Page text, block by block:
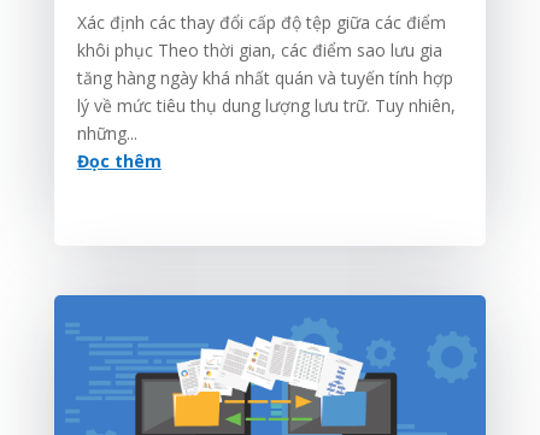
Xác định các thay đổi cấp độ tệp giữa các điểm
khôi phục Theo thời gian, các điểm sao lưu gia
tăng hàng ngày khá nhất quán và tuyến tính hợp
lý về mức tiêu thụ dung lượng lưu trữ. Tuy nhiên,
những...
Đọc thêm